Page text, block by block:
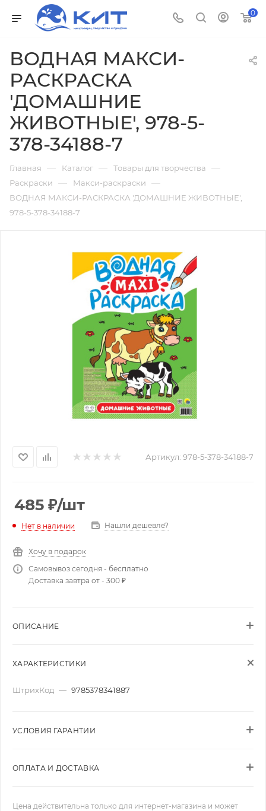
0
ВОДНАЯ МАКСИ-
РАСКРАСКА
'ДОМАШНИЕ
ЖИВОТНЫЕ', 978-5-
378-34188-7
Главная — Каталог — Товары для творчества —
Раскраски — Макси-раскраски —
ВОДНАЯ МАКСИ-РАСКРАСКА 'ДОМАШНИЕ ЖИВОТНЫЕ',
978-5-378-34188-7
Артикул: 978-5-378-34188-7
485 ₽/шт
Нет в наличии Нашли дешевле?
Хочу в подарок
Самовывоз сегодня - бесплатно
Доставка завтра от - 300 ₽
ОПИСАНИЕ
ХАРАКТЕРИСТИКИ
ШтрихКод — 9785378341887
УСЛОВИЯ ГАРАНТИИ
ОПЛАТА И ДОСТАВКА
Цена действительна только для интернет-магазина и может